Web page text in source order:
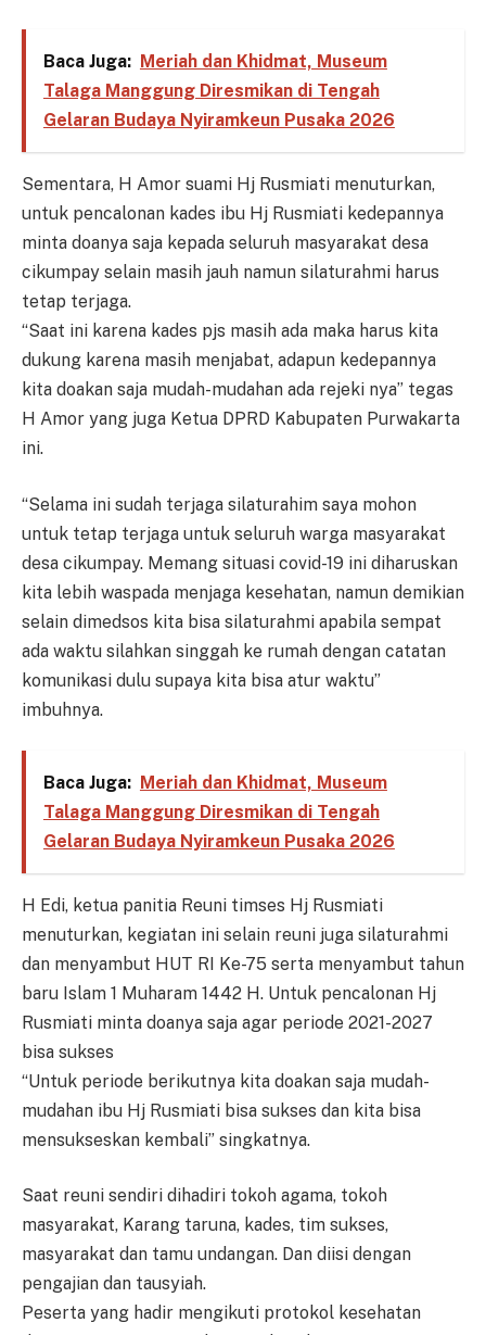
Baca Juga: Meriah dan Khidmat, Museum
Talaga Manggung Diresmikan di Tengah
Gelaran Budaya Nyiramkeun Pusaka 2026
Sementara, H Amor suami Hj Rusmiati menuturkan,
untuk pencalonan kades ibu Hj Rusmiati kedepannya
minta doanya saja kepada seluruh masyarakat desa
cikumpay selain masih jauh namun silaturahmi harus
tetap terjaga.
“Saat ini karena kades pjs masih ada maka harus kita
dukung karena masih menjabat, adapun kedepannya
kita doakan saja mudah-mudahan ada rejeki nya” tegas
H Amor yang juga Ketua DPRD Kabupaten Purwakarta
ini.
“Selama ini sudah terjaga silaturahim saya mohon
untuk tetap terjaga untuk seluruh warga masyarakat
desa cikumpay. Memang situasi covid-19 ini diharuskan
kita lebih waspada menjaga kesehatan, namun demikian
selain dimedsos kita bisa silaturahmi apabila sempat
ada waktu silahkan singgah ke rumah dengan catatan
komunikasi dulu supaya kita bisa atur waktu”
imbuhnya.
Baca Juga: Meriah dan Khidmat, Museum
Talaga Manggung Diresmikan di Tengah
Gelaran Budaya Nyiramkeun Pusaka 2026
H Edi, ketua panitia Reuni timses Hj Rusmiati
menuturkan, kegiatan ini selain reuni juga silaturahmi
dan menyambut HUT RI Ke-75 serta menyambut tahun
baru Islam 1 Muharam 1442 H. Untuk pencalonan Hj
Rusmiati minta doanya saja agar periode 2021-2027
bisa sukses
“Untuk periode berikutnya kita doakan saja mudah-
mudahan ibu Hj Rusmiati bisa sukses dan kita bisa
mensukseskan kembali” singkatnya.
Saat reuni sendiri dihadiri tokoh agama, tokoh
masyarakat, Karang taruna, kades, tim sukses,
masyarakat dan tamu undangan. Dan diisi dengan
pengajian dan tausyiah.
Peserta yang hadir mengikuti protokol kesehatan